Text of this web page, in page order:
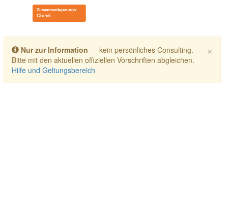
Toggle navigation
×
Nur zur Information — kein persönliches Consulting.
Bitte mit den aktuellen offiziellen Vorschriften abgleichen.
Hilfe und Geltungsbereich